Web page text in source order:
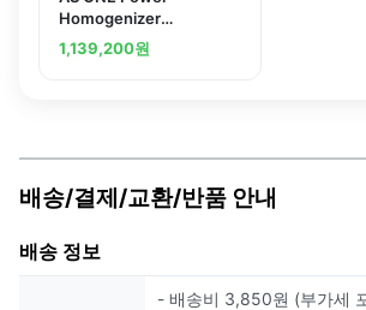
Homogenizer
Portableand others
1,139,200원
배송/결제/교환/반품 안내
배송 정보
- 배송비 3,850원 (부가세